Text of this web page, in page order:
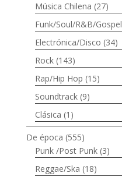
Música Chilena (27)
Funk/Soul/R&B/Gospel
Electrónica/Disco (34)
Rock (143)
Rap/Hip Hop (15)
Soundtrack (9)
Clásica (1)
De época (555)
Punk /Post Punk (3)
Reggae/Ska (18)